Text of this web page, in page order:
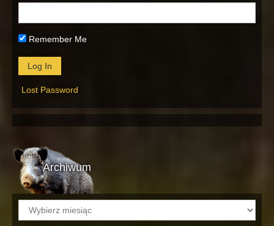
Remember Me
Lost Password
Archiwum
Archiwum